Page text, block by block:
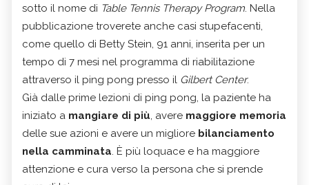
sotto il nome di Table Tennis Therapy Program. Nella
pubblicazione troverete anche casi stupefacenti,
come quello di Betty Stein, 91 anni, inserita per un
tempo di 7 mesi nel programma di riabilitazione
attraverso il ping pong presso il Gilbert Center.
Già dalle prime lezioni di ping pong, la paziente ha
iniziato a mangiare di più, avere maggiore memoria
delle sue azioni e avere un migliore bilanciamento
nella camminata. È più loquace e ha maggiore
attenzione e cura verso la persona che si prende